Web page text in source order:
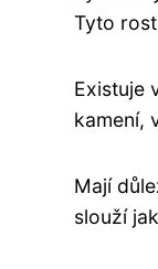
Tyto
Existuje
kamení,
Mají
slouží